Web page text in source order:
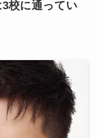
校に通ってい